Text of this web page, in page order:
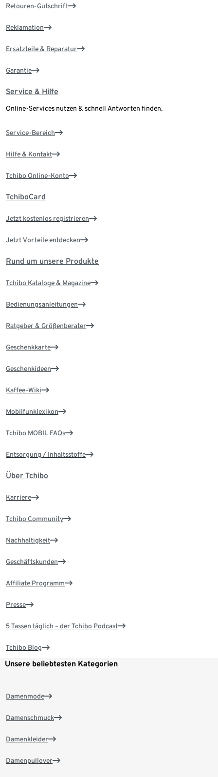
Retouren-Gutschrift
Reklamation
Ersatzteile & Reparatur
Garantie
Service & Hilfe
Online-Services nutzen & schnell Antworten finden.
Service-Bereich
Hilfe & Kontakt
Tchibo Online-Konto
TchiboCard
Jetzt kostenlos registrieren
Jetzt Vorteile entdecken
Rund um unsere Produkte
Tchibo Kataloge & Magazine
Bedienungsanleitungen
Ratgeber & Größenberater
Geschenkkarte
Geschenkideen
Kaffee-Wiki
Mobilfunklexikon
Tchibo MOBIL FAQs
Entsorgung / Inhaltsstoffe
Über Tchibo
Karriere
Tchibo Community
Nachhaltigkeit
Geschäftskunden
Affiliate Programm
Presse
5 Tassen täglich – der Tchibo Podcast
Tchibo Blog
Unsere beliebtesten Kategorien
Damenmode
Damenschmuck
Damenkleider
Damenpullover